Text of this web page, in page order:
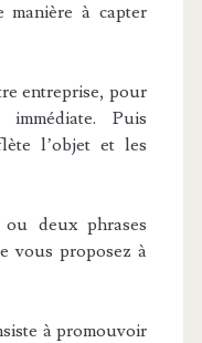
manière à capter
entreprise, pour
immédiate. Puis
l’objet et les
deux phrases
vous proposez à
à promouvoir